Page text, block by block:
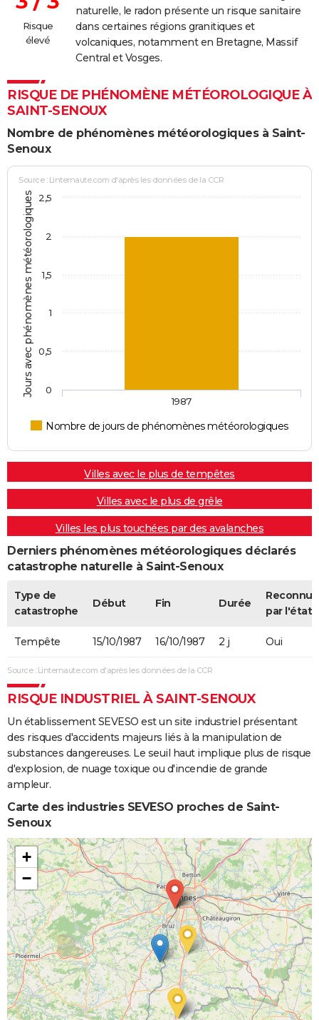
Risque
élevé
naturelle, le radon présente un risque sanitaire
dans certaines régions granitiques et
volcaniques, notamment en Bretagne, Massif
Central et Vosges.
RISQUE DE PHÉNOMÈNE MÉTÉOROLOGIQUE À
SAINT-SENOUX
Nombre de phénomènes météorologiques à Saint-
Senoux
Jours avec phénomènes météorologiques
Source : Linternaute.com d'après les données de la CCR
Nombre de jours de phénomènes météorologiques
1987
0
0,5
1
1,5
2
2,5
Villes avec le plus de tempêtes
Villes avec le plus de grêle
Villes les plus touchées par des avalanches
Derniers phénomènes météorologiques déclarés
catastrophe naturelle à Saint-Senoux
Type de
catastrophe
Début Fin Durée
Reconnue
par l'état
Tempête 15/10/1987 16/10/1987 2 j Oui
Source : Linternaute.com d'après les données de la CCR
RISQUE INDUSTRIEL À SAINT-SENOUX
Un établissement SEVESO est un site industriel présentant
des risques d'accidents majeurs liés à la manipulation de
substances dangereuses. Le seuil haut implique plus de risque
d'explosion, de nuage toxique ou d'incendie de grande
ampleur.
Carte des industries SEVESO proches de Saint-
Senoux
+
−